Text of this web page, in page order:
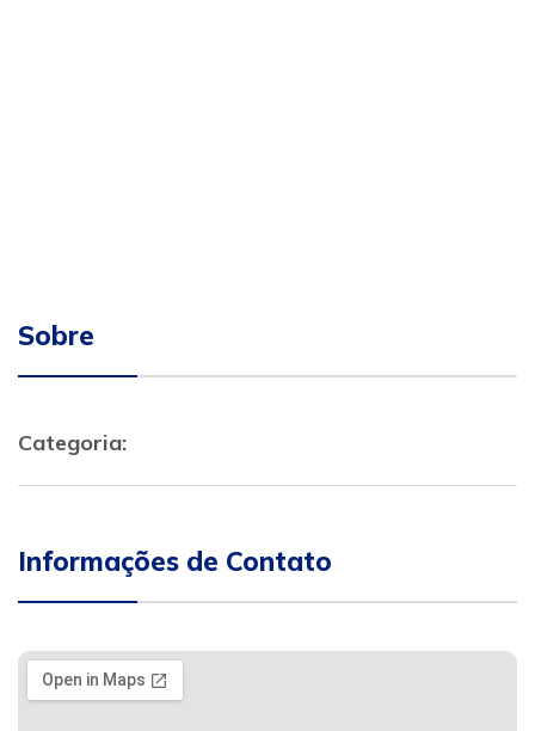
Sobre
Categoria:
Informações de Contato